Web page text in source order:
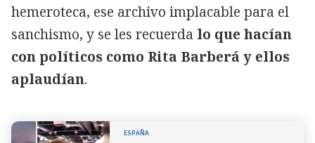
hemeroteca, ese archivo implacable para el
sanchismo, y se les recuerda lo que hacían
con políticos como Rita Barberá y ellos
aplaudían.
ESPAÑA